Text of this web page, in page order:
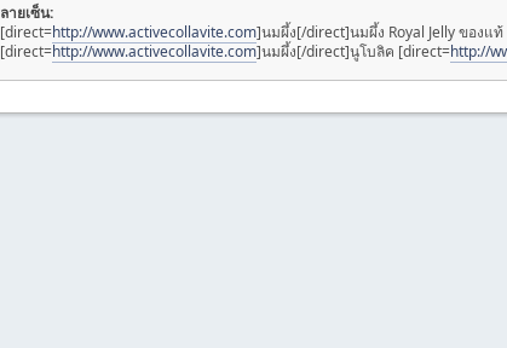
ลายเซ็น:
[direct=http://www.activecollavite.com]นมผึ้ง[/direct]นมผึ้ง Royal Jelly ของแท้
[direct=http://www.activecollavite.com]นมผึ้ง[/direct]นูโบลิค [direct=http://